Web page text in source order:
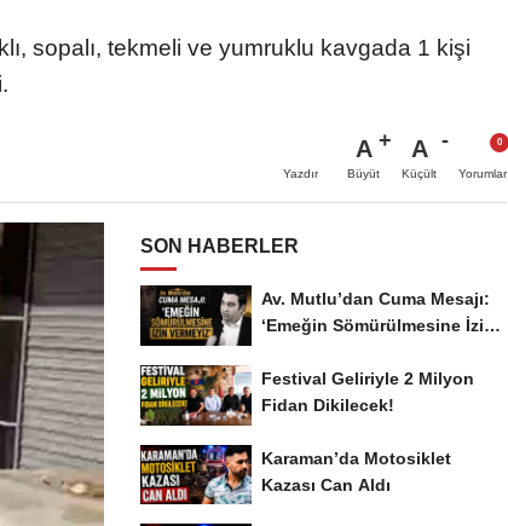
sopalı, tekmeli ve yumruklu kavgada 1 kişi
Yazdır
A
Büyüt
A
Küçült Yorumlar
SON HABERLER
Av. Mutlu’dan Cuma Mesajı:
‘Emeğin Sömürülmesine İzin
Festival Geliriyle 2 Milyon
Fidan Dikilecek!
Karaman’da Motosiklet
Kazası Can Aldı